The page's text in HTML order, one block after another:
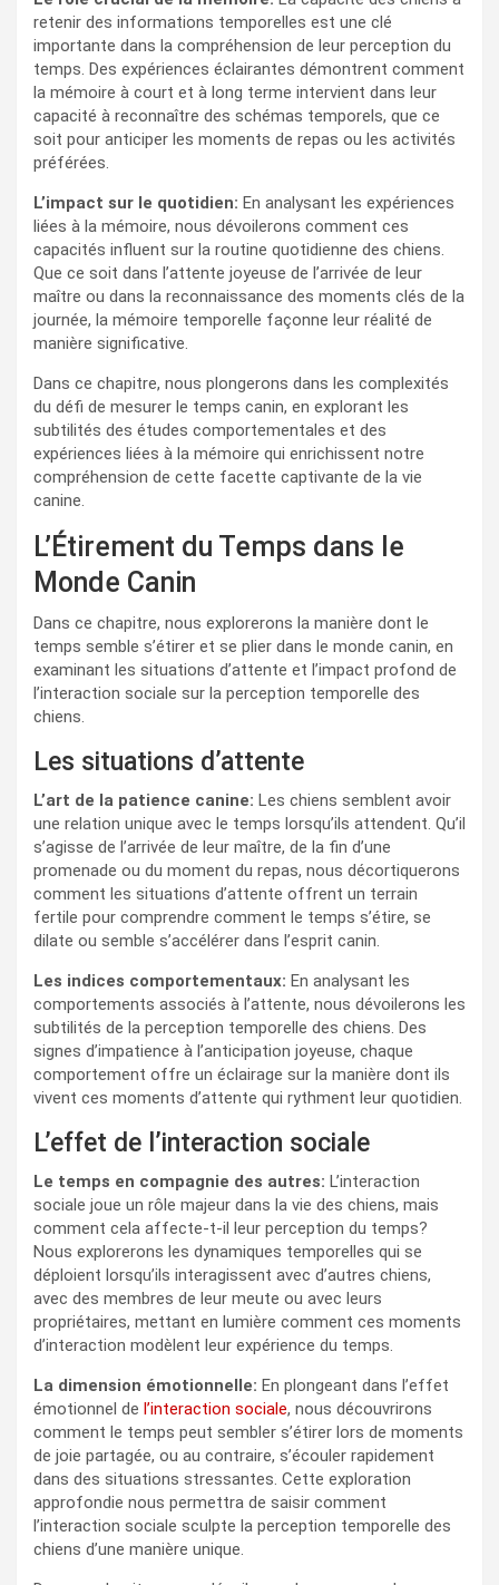
retenir des informations temporelles est une clé
importante dans la compréhension de leur perception du
temps. Des expériences éclairantes démontrent comment
la mémoire à court et à long terme intervient dans leur
capacité à reconnaître des schémas temporels, que ce
soit pour anticiper les moments de repas ou les activités
préférées.
L’impact sur le quotidien: En analysant les expériences
liées à la mémoire, nous dévoilerons comment ces
capacités influent sur la routine quotidienne des chiens.
Que ce soit dans l’attente joyeuse de l’arrivée de leur
maître ou dans la reconnaissance des moments clés de la
journée, la mémoire temporelle façonne leur réalité de
manière significative.
Dans ce chapitre, nous plongerons dans les complexités
du défi de mesurer le temps canin, en explorant les
subtilités des études comportementales et des
expériences liées à la mémoire qui enrichissent notre
compréhension de cette facette captivante de la vie
canine.
L’Étirement du Temps dans le
Monde Canin
Dans ce chapitre, nous explorerons la manière dont le
temps semble s’étirer et se plier dans le monde canin, en
examinant les situations d’attente et l’impact profond de
l’interaction sociale sur la perception temporelle des
chiens.
Les situations d’attente
L’art de la patience canine: Les chiens semblent avoir
une relation unique avec le temps lorsqu’ils attendent. Qu’il
s’agisse de l’arrivée de leur maître, de la fin d’une
promenade ou du moment du repas, nous décortiquerons
comment les situations d’attente offrent un terrain
fertile pour comprendre comment le temps s’étire, se
dilate ou semble s’accélérer dans l’esprit canin.
Les indices comportementaux: En analysant les
comportements associés à l’attente, nous dévoilerons les
subtilités de la perception temporelle des chiens. Des
signes d’impatience à l’anticipation joyeuse, chaque
comportement offre un éclairage sur la manière dont ils
vivent ces moments d’attente qui rythment leur quotidien.
L’effet de l’interaction sociale
Le temps en compagnie des autres: L’interaction
sociale joue un rôle majeur dans la vie des chiens, mais
comment cela affecte-t-il leur perception du temps?
Nous explorerons les dynamiques temporelles qui se
déploient lorsqu’ils interagissent avec d’autres chiens,
avec des membres de leur meute ou avec leurs
propriétaires, mettant en lumière comment ces moments
d’interaction modèlent leur expérience du temps.
La dimension émotionnelle: En plongeant dans l’effet
émotionnel de l’interaction sociale, nous découvrirons
comment le temps peut sembler s’étirer lors de moments
de joie partagée, ou au contraire, s’écouler rapidement
dans des situations stressantes. Cette exploration
approfondie nous permettra de saisir comment
l’interaction sociale sculpte la perception temporelle des
chiens d’une manière unique.